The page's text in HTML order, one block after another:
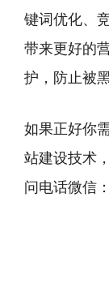
键词优化、
带来更好的
护，防止被
如果正好你
站建设技术
问电话微信